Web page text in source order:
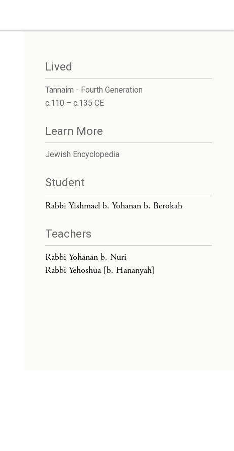
Lived
Tannaim - Fourth Generation
c.110 – c.135 CE
Learn More
Jewish Encyclopedia
Student
Rabbi Yishmael b. Yohanan b. Berokah
Teachers
Rabbi Yohanan b. Nuri
Rabbi Yehoshua [b. Hananyah]